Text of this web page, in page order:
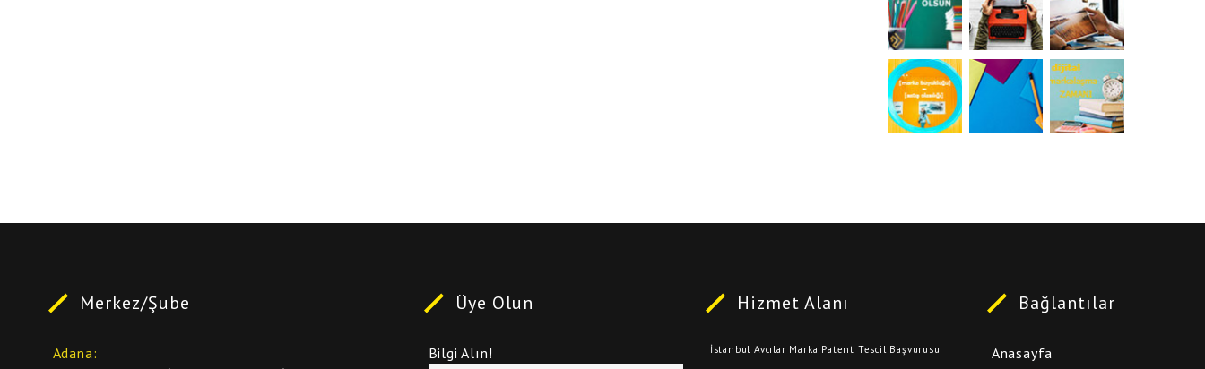
Merkez/Şube
Adana
Üye Olun
Bilgi Alın!
Hizmet Alanı
İstanbul Avcılar Marka Patent Tescil Başvurusu
Bağlantılar
Anasayfa